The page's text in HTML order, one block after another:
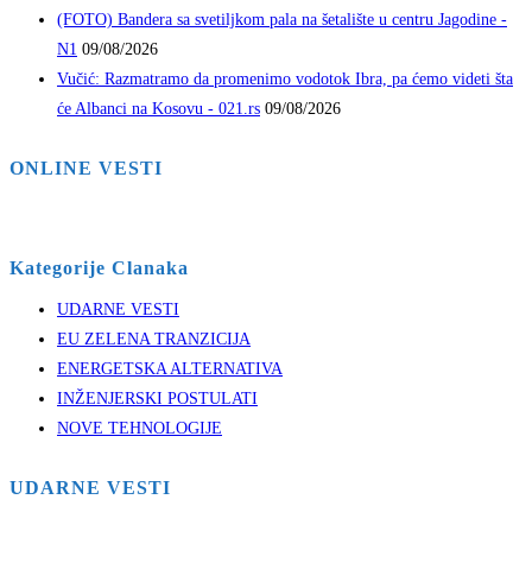
(FOTO) Bandera sa svetiljkom pala na šetalište u centru Jagodine -
N1 09/08/2026
Vučić: Razmatramo da promenimo vodotok Ibra, pa ćemo videti šta
će Albanci na Kosovu - 021.rs 09/08/2026
ONLINE VESTI
Kategorije Clanaka
UDARNE VESTI
EU ZELENA TRANZICIJA
ENERGETSKA ALTERNATIVA
INŽENJERSKI POSTULATI
NOVE TEHNOLOGIJE
UDARNE VESTI